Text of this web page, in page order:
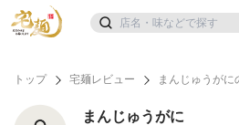
トップ 宅麺レビュー まんじゅうがに
まんじゅうがに